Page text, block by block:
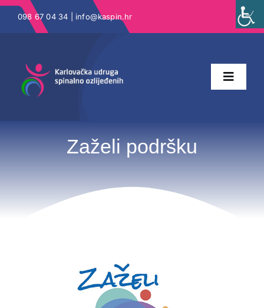
Skip
098 67 04 34 | info@kaspin.hr
Toggle
Kontakt
Zaželi podršku